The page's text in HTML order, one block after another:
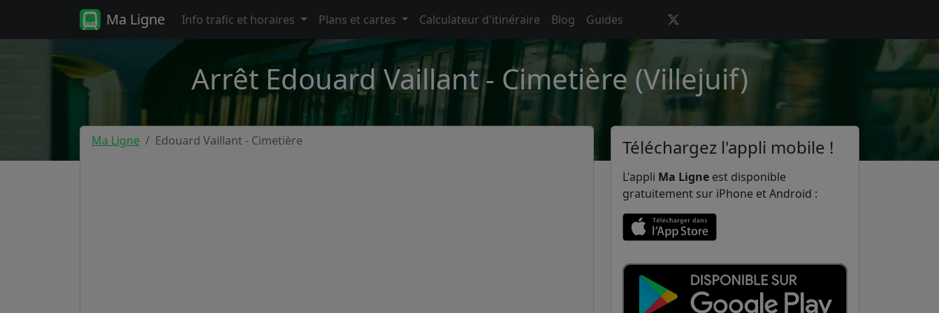
Ma Ligne Info trafic et horaires Plans et cartes Calculateur d'itinéraire Blog Guides
Arrêt Edouard Vaillant - Cimetière (Villejuif)
Ma Ligne Edouard Vaillant - Cimetière Téléchargez l'appli mobile !
L'appli Ma Ligne est disponible
gratuitement sur iPhone et Android :